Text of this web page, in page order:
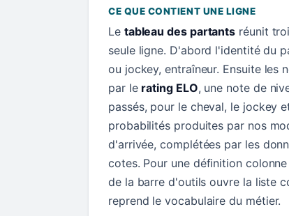
CE QUE CONTIENT UNE LIGNE
Le tableau des partants réunit
seule ligne. D'abord l'identité du
ou jockey, entraîneur. Ensuite les
par le rating ELO, une note de
passés, pour le cheval, le jockey
probabilités produites par nos
d'arrivée, complétées par les
cotes. Pour une définition
de la barre d'outils ouvre la liste
reprend le vocabulaire du métier.